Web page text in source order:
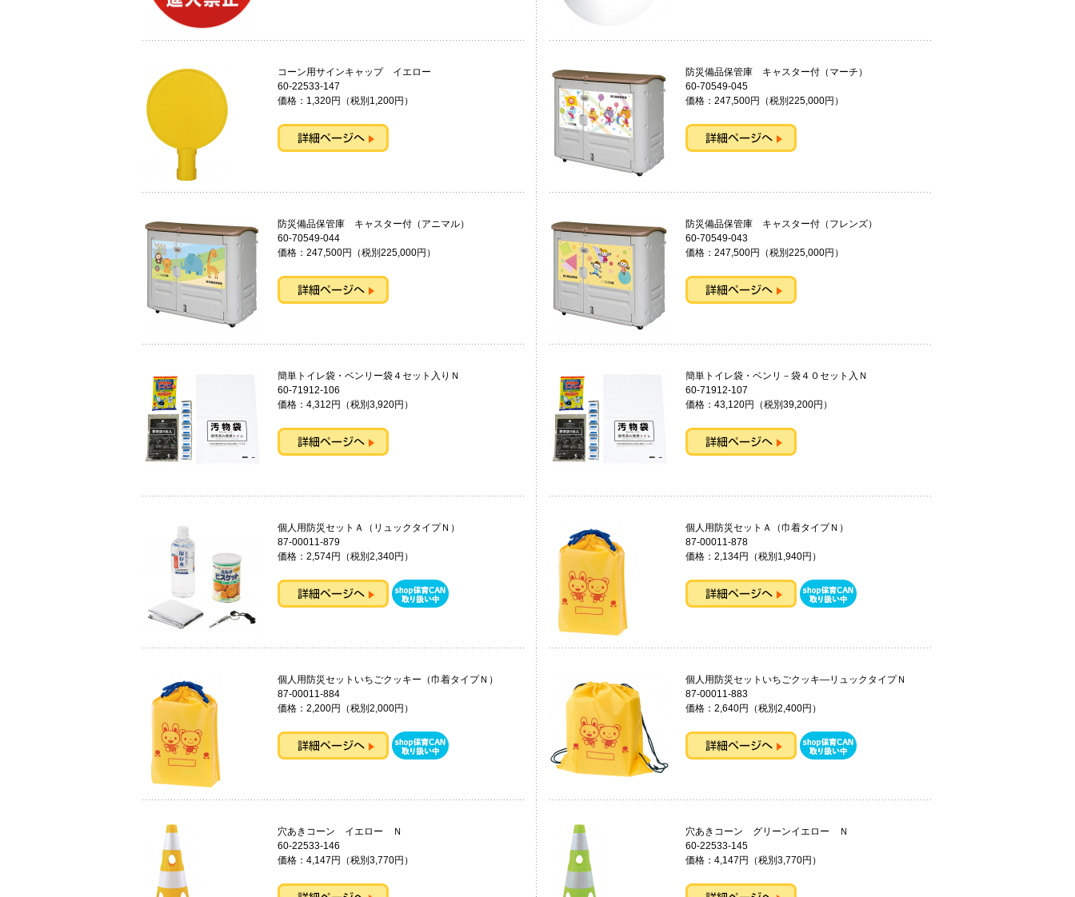
コーン用サインキャップ イエロー
60-22533-147
価格：1,320円（税別1,200円）
防災備品保管庫 キャスター付（マーチ）
60-70549-045
価格：247,500円（税別225,000円）
防災備品保管庫 キャスター付（アニマル）
60-70549-044
価格：247,500円（税別225,000円）
防災備品保管庫 キャスター付（フレンズ）
60-70549-043
価格：247,500円（税別225,000円）
簡単トイレ袋・ベンリー袋４セット入りＮ
60-71912-106
価格：4,312円（税別3,920円）
簡単トイレ袋・ベンリ－袋４０セット入Ｎ
60-71912-107
価格：43,120円（税別39,200円）
個人用防災セットＡ（リュックタイプＮ）
87-00011-879
価格：2,574円（税別2,340円）
個人用防災セットＡ（巾着タイプＮ）
87-00011-878
価格：2,134円（税別1,940円）
個人用防災セットいちごクッキー（巾着タイプＮ）
87-00011-884
価格：2,200円（税別2,000円）
個人用防災セットいちごクッキ―リュックタイプＮ
87-00011-883
価格：2,640円（税別2,400円）
穴あきコーン イエロー Ｎ
60-22533-146
価格：4,147円（税別3,770円）
穴あきコーン グリーンイエロー Ｎ
60-22533-145
価格：4,147円（税別3,770円）